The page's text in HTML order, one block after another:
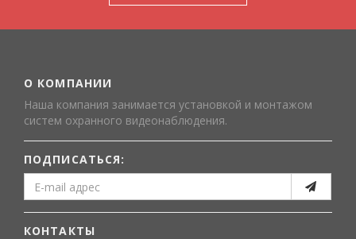
О КОМПАНИИ
Наша компания занимается установкой и монтажом
систем охранного видеонаблюдения.
ПОДПИСАТЬСЯ:
КОНТАКТЫ